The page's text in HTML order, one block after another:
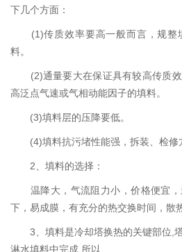
下几个方面：
(1)传质效率要高一般而言，规整
料。
(2)通量要大在保证具有较高传质效
高泛点气速或气相动能因子的填料。
(3)填料层的压降要低。
(4)填料抗污堵性能强，拆装、检修
2、填料的选择：
温降大，气流阻力小，价格便宜，
下，易成膜，有充分的热交换时间，散
3、填料是冷却塔换热的关键部位,
淋水填料中完成,所以